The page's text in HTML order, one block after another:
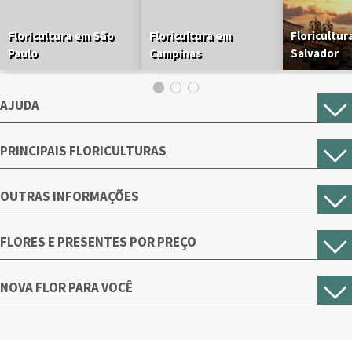
Floricultura em São
Paulo
Floricultura em
Campinas
Salvador
AJUDA
PRINCIPAIS FLORICULTURAS
OUTRAS INFORMAÇÕES
FLORES E PRESENTES POR PREÇO
NOVA FLOR PARA VOCÊ